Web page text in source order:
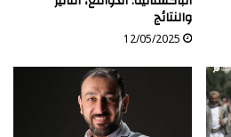
والنتائج
12/05/2025